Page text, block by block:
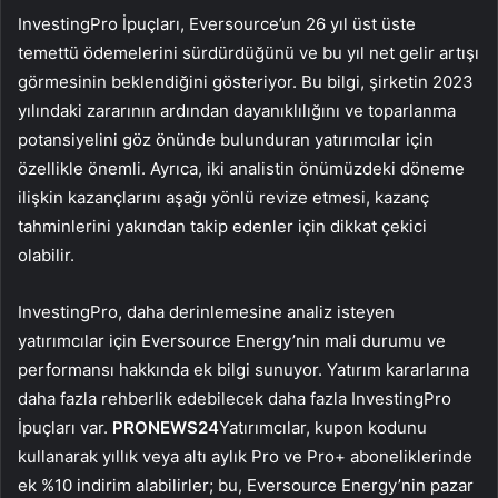
InvestingPro İpuçları, Eversource’un 26 yıl üst üste
temettü ödemelerini sürdürdüğünü ve bu yıl net gelir artışı
görmesinin beklendiğini gösteriyor. Bu bilgi, şirketin 2023
yılındaki zararının ardından dayanıklılığını ve toparlanma
potansiyelini göz önünde bulunduran yatırımcılar için
özellikle önemli. Ayrıca, iki analistin önümüzdeki döneme
ilişkin kazançlarını aşağı yönlü revize etmesi, kazanç
tahminlerini yakından takip edenler için dikkat çekici
olabilir.
InvestingPro, daha derinlemesine analiz isteyen
yatırımcılar için Eversource Energy’nin mali durumu ve
performansı hakkında ek bilgi sunuyor. Yatırım kararlarına
daha fazla rehberlik edebilecek daha fazla InvestingPro
İpuçları var. PRONEWS24Yatırımcılar, kupon kodunu
kullanarak yıllık veya altı aylık Pro ve Pro+ aboneliklerinde
ek %10 indirim alabilirler; bu, Eversource Energy’nin pazar